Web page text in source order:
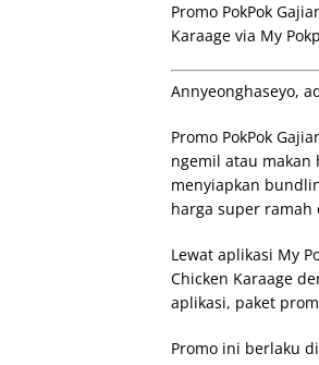
Promo PokPok
Karaage via My
Annyeonghaseyo,
Promo PokPok
ngemil atau makan
menyiapkan
harga super ramah
Lewat aplikasi My
Chicken Karaage
aplikasi, paket
Promo ini berlaku